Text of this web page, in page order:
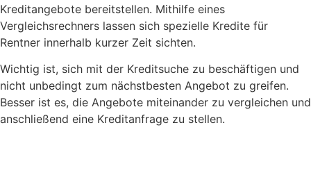
Kreditangebote bereitstellen. Mithilfe eines
Vergleichsrechners lassen sich spezielle Kredite für
Rentner innerhalb kurzer Zeit sichten.
Wichtig ist, sich mit der Kreditsuche zu beschäftigen und
nicht unbedingt zum nächstbesten Angebot zu greifen.
Besser ist es, die Angebote miteinander zu vergleichen und
anschließend eine Kreditanfrage zu stellen.